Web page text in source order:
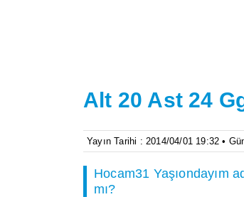
Alt 20 Ast 24
Yayın Tarihi : 2014/04/01 19:32 •
Hocam31 Yaşıondayım
mı?